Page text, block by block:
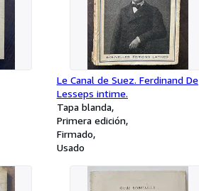
Le Canal de Suez. Ferdinand De
Lesseps intime.
Tapa blanda
Primera edición
Firmado
Usado